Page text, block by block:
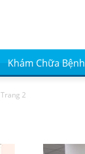
Khám Chữa Bệnh
Trang 2